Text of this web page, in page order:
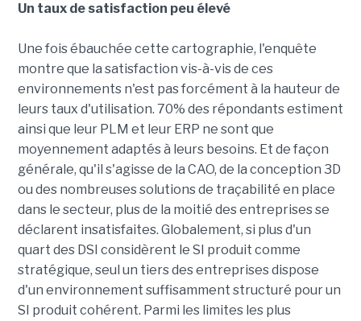
Un taux de satisfaction peu élevé
Une fois ébauchée cette cartographie, l'enquête
montre que la satisfaction vis-à-vis de ces
environnements n'est pas forcément à la hauteur de
leurs taux d'utilisation. 70% des répondants estiment
ainsi que leur PLM et leur ERP ne sont que
moyennement adaptés à leurs besoins. Et de façon
générale, qu'il s'agisse de la CAO, de la conception 3D
ou des nombreuses solutions de traçabilité en place
dans le secteur, plus de la moitié des entreprises se
déclarent insatisfaites. Globalement, si plus d'un
quart des DSI considèrent le SI produit comme
stratégique, seul un tiers des entreprises dispose
d'un environnement suffisamment structuré pour un
SI produit cohérent. Parmi les limites les plus